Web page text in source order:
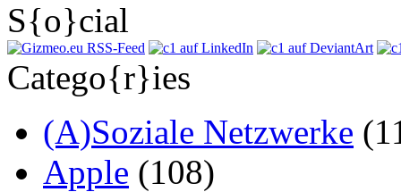
S{o}cial
Catego{r}ies
(A)Soziale Netzwerke
Apple (108)